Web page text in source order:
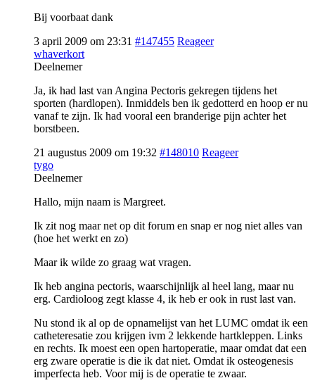
Bij voorbaat dank
3 april 2009 om 23:31 #147455 Reageer
whaverkort
Deelnemer
Ja, ik had last van Angina Pectoris gekregen tijdens het
sporten (hardlopen). Inmiddels ben ik gedotterd en hoop er nu
vanaf te zijn. Ik had vooral een branderige pijn achter het
borstbeen.
21 augustus 2009 om 19:32 #148010 Reageer
tygo
Deelnemer
Hallo, mijn naam is Margreet.
Ik zit nog maar net op dit forum en snap er nog niet alles van
(hoe het werkt en zo)
Maar ik wilde zo graag wat vragen.
Ik heb angina pectoris, waarschijnlijk al heel lang, maar nu
erg. Cardioloog zegt klasse 4, ik heb er ook in rust last van.
Nu stond ik al op de opnamelijst van het LUMC omdat ik een
catheteresatie zou krijgen ivm 2 lekkende hartkleppen. Links
en rechts. Ik moest een open hartoperatie, maar omdat dat een
erg zware operatie is die ik dat niet. Omdat ik osteogenesis
imperfecta heb. Voor mij is de operatie te zwaar.